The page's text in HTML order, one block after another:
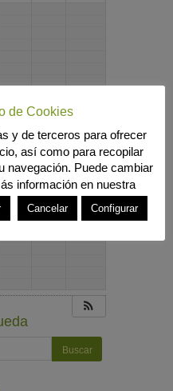
de Cookies
y de terceros para ofrecer
así como para recopilar
navegación. Puede cambiar
información en nuestra
Cancelar Configurar